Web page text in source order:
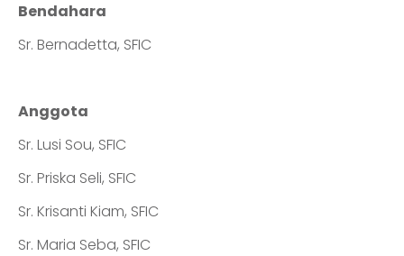
Bendahara
Sr. Bernadetta, SFIC
Anggota
Sr. Lusi Sou, SFIC
Sr. Priska Seli, SFIC
Sr. Krisanti Kiam, SFIC
Sr. Maria Seba, SFIC